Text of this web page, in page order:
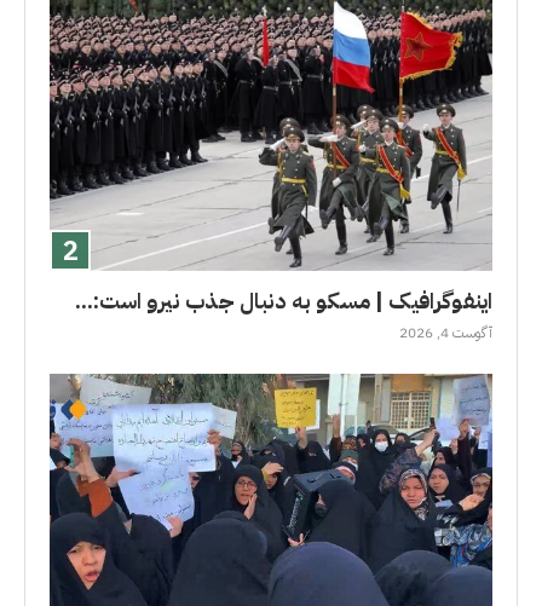
اینفوگرافیک | مسکو به دنبال جذب نیرو است:...
آگوست 4, 2026